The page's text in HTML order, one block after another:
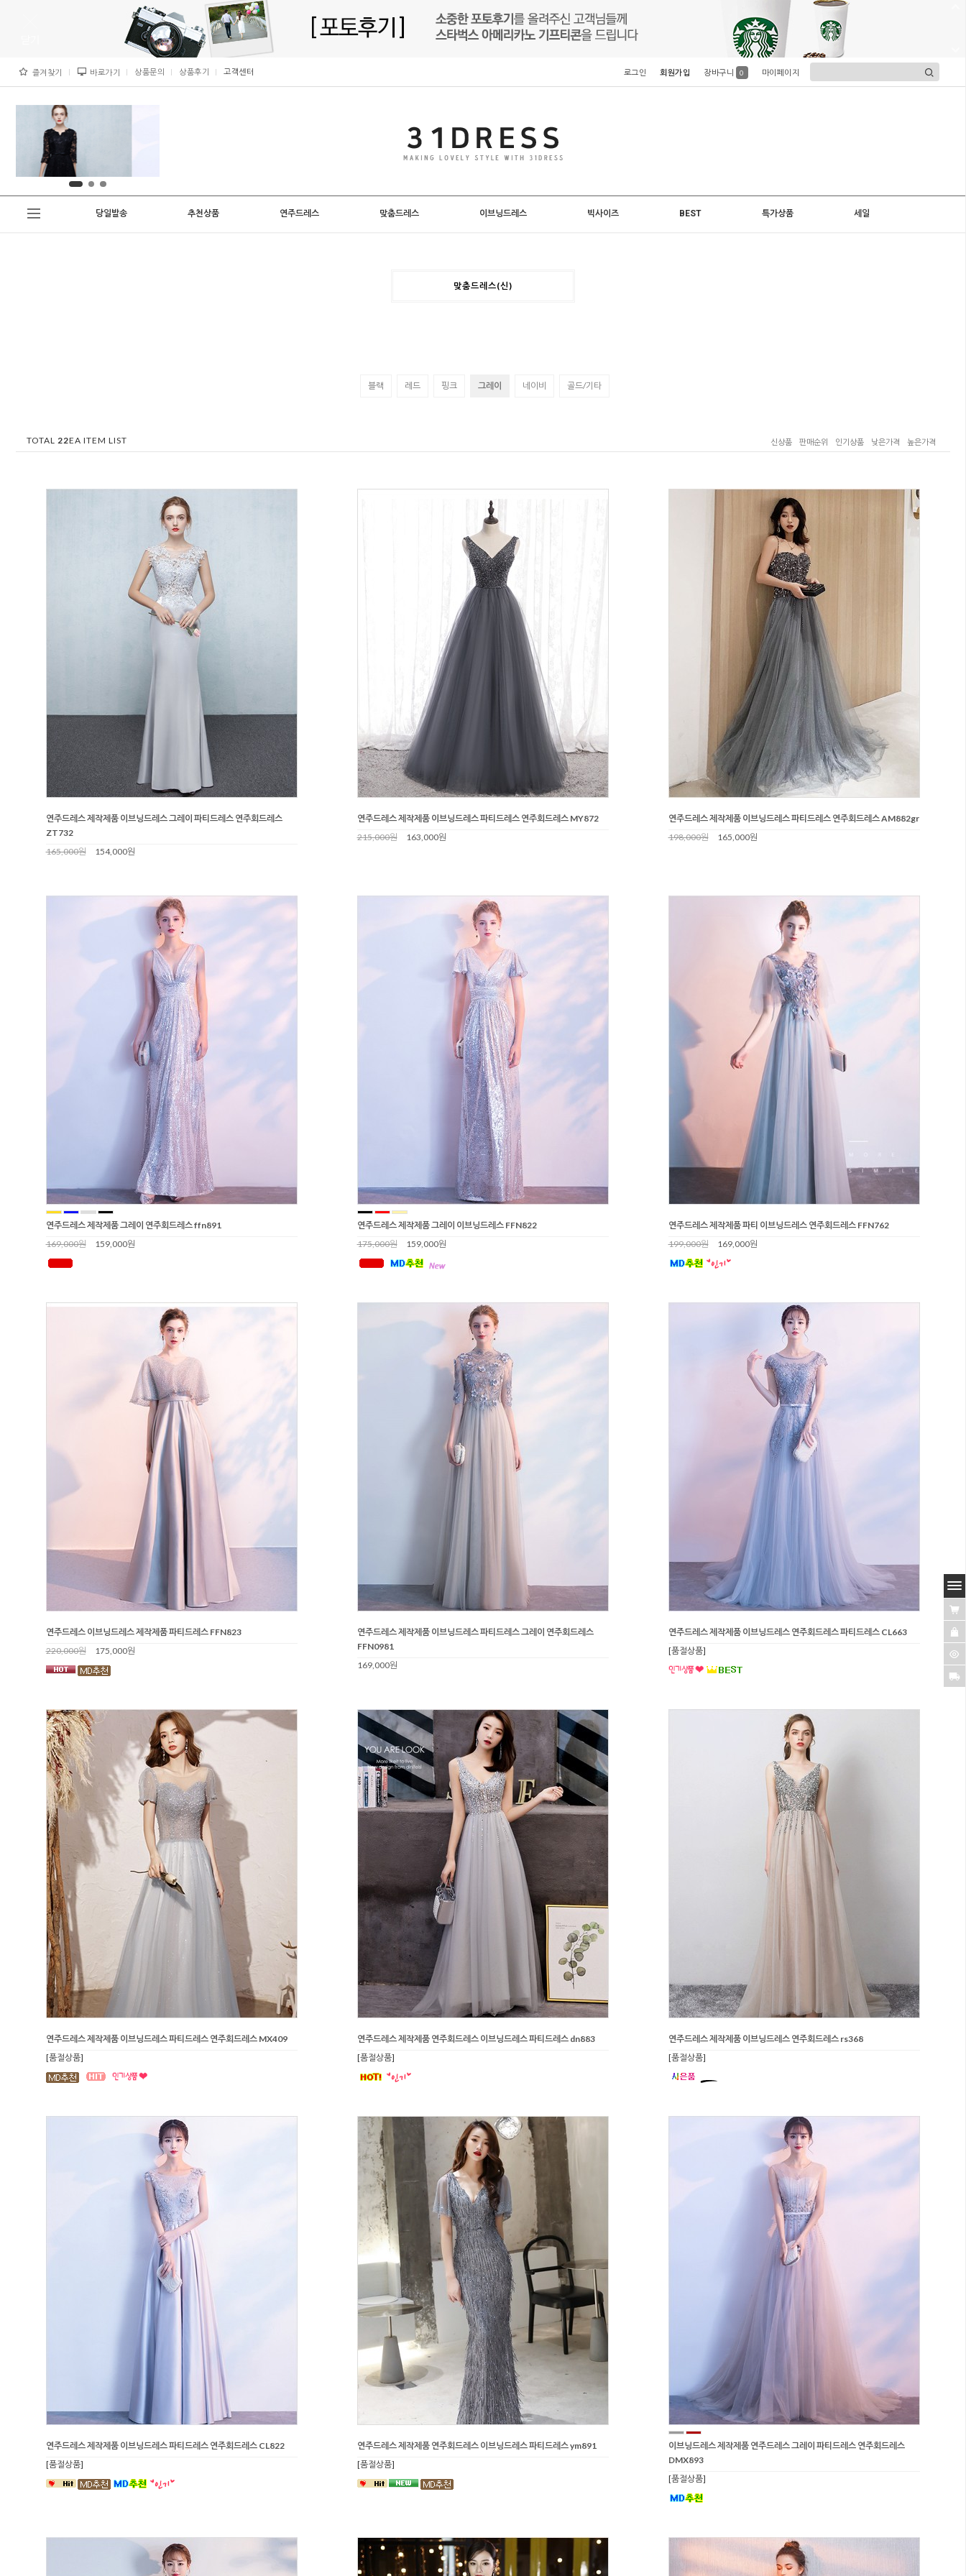
즐겨찾기 바로가기 상품문의 상품후기 고객센터 로그인 회원가입 장바구니 0 마이페이지
당일발송 추천상품 연주드레스 맞춤드레스 이브닝드레스 빅사이즈 BEST 특가상품 세일
맞춤드레스(신)
블랙 레드 핑크 그레이 네이비 골드/기타
TOTAL 22EA ITEM LIST 신상품 판매순위 인기상품 낮은가격 높은가격
연주드레스 제작제품 이브닝드레스 그레이 파티드레스 연주회드레스
ZT732
165,000원
154,000원
연주드레스 제작제품 이브닝드레스 파티드레스 연주회드레스 MY872
215,000원
163,000원
연주드레스 제작제품 이브닝드레스 파티드레스 연주회드레스 AM882gr
198,000원
165,000원
연주드레스 제작제품 그레이 연주회드레스 ffn891
169,000원
159,000원
연주드레스 제작제품 그레이 이브닝드레스 FFN822
175,000원
159,000원
연주드레스 제작제품 파티 이브닝드레스 연주회드레스 FFN762
199,000원
169,000원
연주드레스 이브닝드레스 제작제품 파티드레스 FFN823
220,000원
175,000원
연주드레스 제작제품 이브닝드레스 파티드레스 그레이 연주회드레스
FFN0981
169,000원
연주드레스 제작제품 이브닝드레스 연주회드레스 파티드레스 CL663
[품절상품]
연주드레스 제작제품 이브닝드레스 파티드레스 연주회드레스 MX409
[품절상품]
연주드레스 제작제품 연주회드레스 이브닝드레스 파티드레스 dn883
[품절상품]
연주드레스 제작제품 이브닝드레스 연주회드레스 rs368
[품절상품]
연주드레스 제작제품 이브닝드레스 파티드레스 연주회드레스 CL822
[품절상품]
연주드레스 제작제품 연주회드레스 이브닝드레스 파티드레스 ym891
[품절상품]
이브닝드레스 제작제품 연주드레스 그레이 파티드레스 연주회드레스
DMX893
[품절상품]